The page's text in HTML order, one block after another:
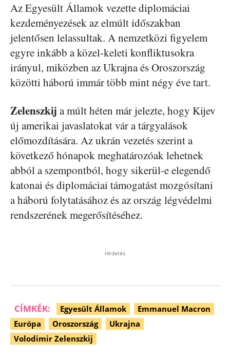
Az Egyesült Államok vezette diplomáciai
kezdeményezések az elmúlt időszakban
jelentősen lelassultak. A nemzetközi figyelem
egyre inkább a közel-keleti konfliktusokra
irányul, miközben az Ukrajna és Oroszország
közötti háború immár több mint négy éve tart.
Zelenszkij a múlt héten már jelezte, hogy Kijev
új amerikai javaslatokat vár a tárgyalások
előmozdítására. Az ukrán vezetés szerint a
következő hónapok meghatározóak lehetnek
abból a szempontból, hogy sikerül-e elegendő
katonai és diplomáciai támogatást mozgósítani
a háború folytatásához és az ország légvédelmi
rendszerének megerősítéséhez.
Hirdetés
CÍMKÉK: Egyesült Államok
Emmanuel Macron
Európa
Oroszország
Ukrajna
Volodimir Zelenszkij